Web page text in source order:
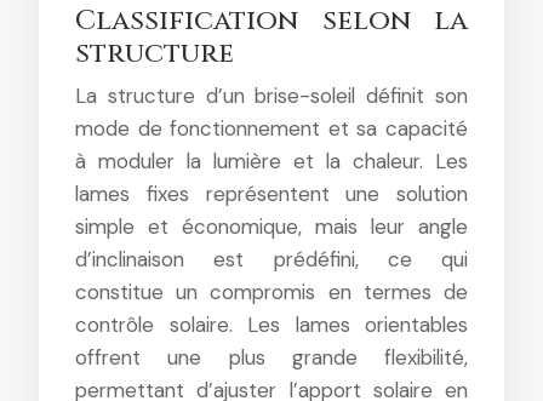
Classification selon la
structure
La structure d’un brise-soleil définit son
mode de fonctionnement et sa capacité
à moduler la lumière et la chaleur. Les
lames fixes représentent une solution
simple et économique, mais leur angle
d’inclinaison est prédéfini, ce qui
constitue un compromis en termes de
contrôle solaire. Les lames orientables
offrent une plus grande flexibilité,
permettant d’ajuster l’apport solaire en